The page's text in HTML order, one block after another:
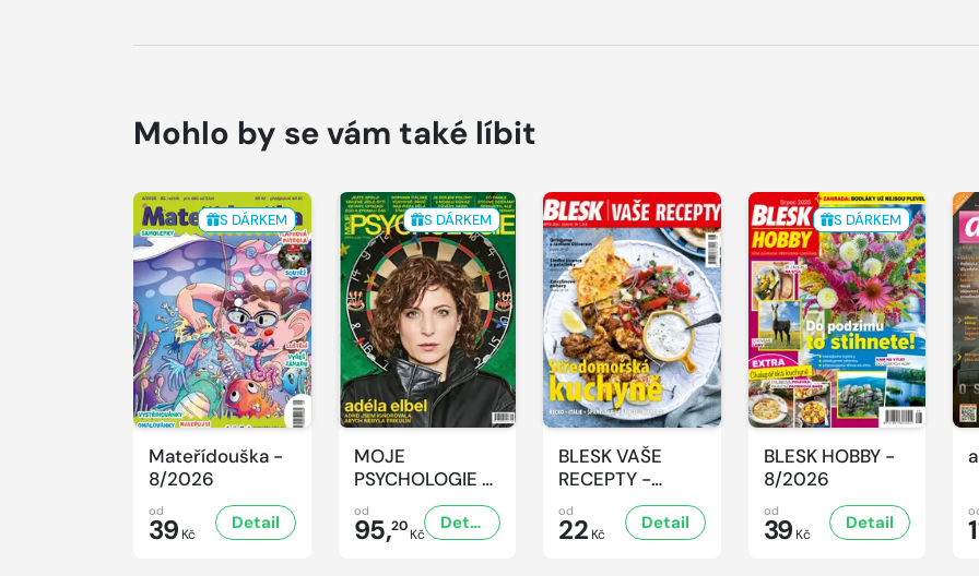
Mohlo by se vám také líbit
S DÁRKEM
Mateřídouška -
8/2026
od
39 Kč
Detail
S DÁRKEM
MOJE
PSYCHOLOGIE -
8/2026
od
95,20Kč
Detail
BLESK VAŠE
RECEPTY -
8/2026
od
22 Kč
Detail
S DÁRKEM
BLESK HOBBY -
8/2026
od
39 Kč
Detail